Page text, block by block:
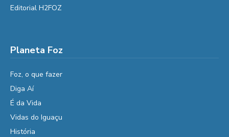
Editorial H2FOZ
Planeta Foz
Foz, o que fazer
Diga Aí
É da Vida
Vidas do Iguaçu
História